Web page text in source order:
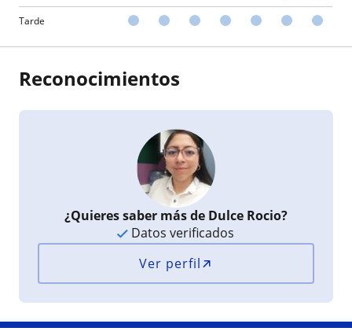
Tarde
Reconocimientos
¿Quieres saber más de Dulce Rocio?
Datos verificados
Ver perfil